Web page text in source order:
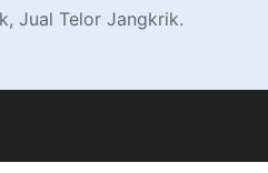
Jual Telor Jangkrik.